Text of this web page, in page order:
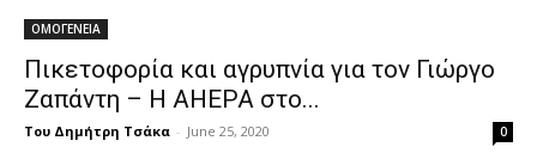
ΟΜΟΓΕΝΕΙΑ
Πικετοφορία και αγρυπνία για τον Γιώργο
Ζαπάντη – Η AHEPA στο...
Του Δημήτρη Τσάκα - June 25, 2020 0